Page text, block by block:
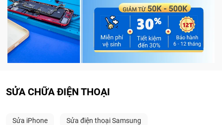
SỬA CHỮA ĐIỆN THOẠI
Sửa iPhone Sửa điện thoại Samsung